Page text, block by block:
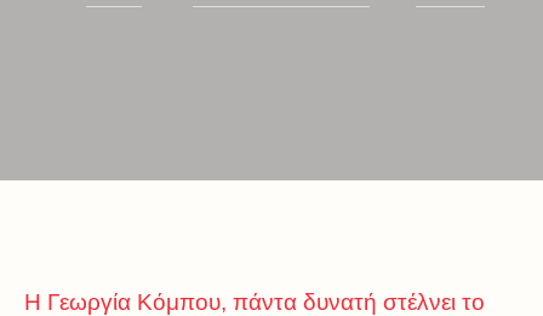
Η Γεωργία Κόμπου, πάντα δυνατή στέλνει το